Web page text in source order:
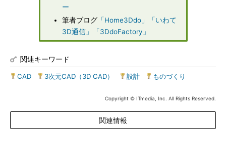
ー
筆者ブログ「Home3Ddo」
「いわて
3D通信」
「3DdoFactory」
関連キーワード
CAD 3次元CAD（3D CAD） 設計 ものづくり
Copyright © ITmedia, Inc. All Rights Reserved.
関連情報